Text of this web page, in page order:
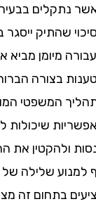
בבעיה
שהתיק ייסגר
מיומן מביא איתו
בצורה הברורה
המשפטי המורכב
שיכולות
את
שלילה של
בתחום זה מציב